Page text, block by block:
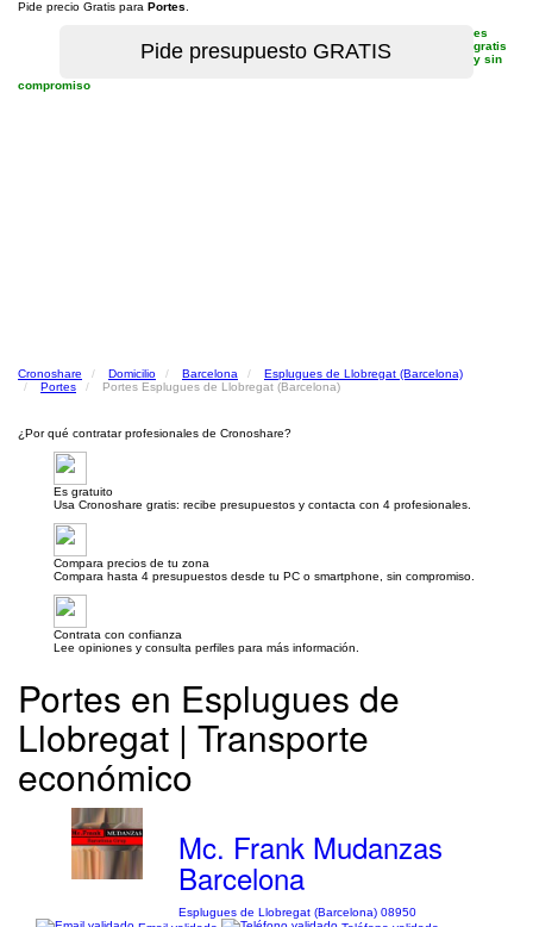
Pide precio Gratis para Portes
es
gratis
y sin
compromiso
Cronoshare Domicilio Barcelona
Esplugues de Llobregat (Barcelona)
Portes
Portes Esplugues de Llobregat (Barcelona)
¿Por qué contratar profesionales de Cronoshare?
Es gratuito
Usa Cronoshare gratis: recibe presupuestos y contacta con 4 profesionales.
Compara precios de tu zona
Compara hasta 4 presupuestos desde tu PC o smartphone, sin compromiso.
Contrata con confianza
Lee opiniones y consulta perfiles para más información.
Portes en Esplugues de
Llobregat | Transporte
económico
Mc. Frank Mudanzas
Barcelona
Esplugues de Llobregat (Barcelona) 08950